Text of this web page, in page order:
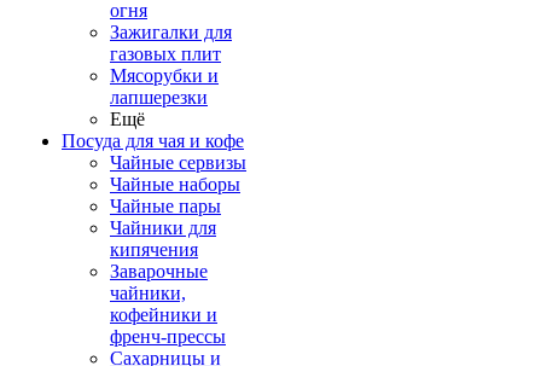
огня
Зажигалки для
газовых плит
Мясорубки и
лапшерезки
Ещё
Посуда для чая и кофе
Чайные сервизы
Чайные наборы
Чайные пары
Чайники для
кипячения
Заварочные
чайники,
кофейники и
френч-прессы
Сахарницы и